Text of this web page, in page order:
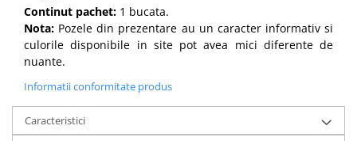
Continut pachet: 1 bucata.
Nota: Pozele din prezentare au un caracter informativ si
culorile disponibile in site pot avea mici diferente de
nuante.
Informatii conformitate produs
Caracteristici